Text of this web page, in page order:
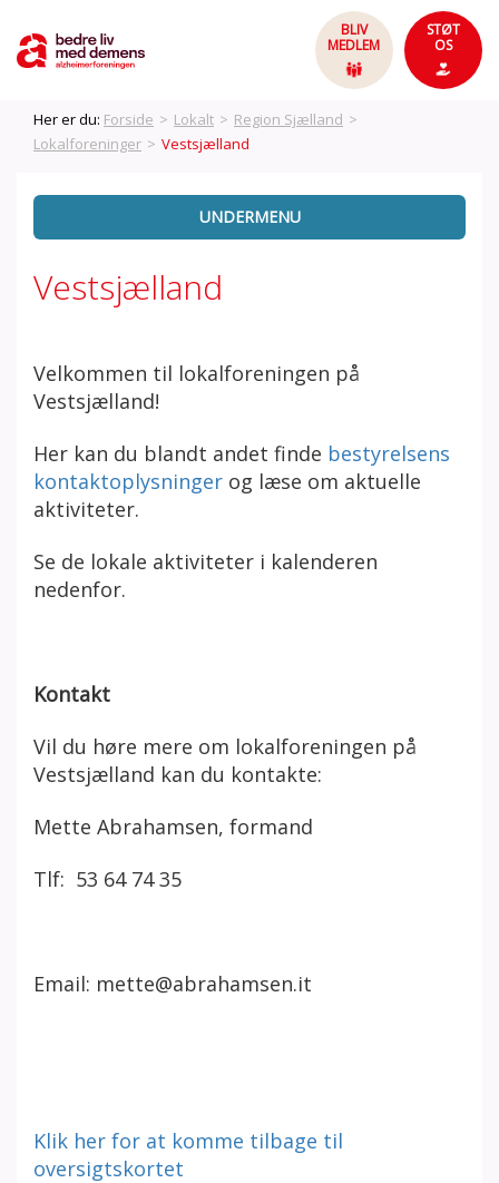
BLIV
MEDLEM
STØT
OS
Her er du: Forside > Lokalt > Region Sjælland >
Lokalforeninger > Vestsjælland
UNDERMENU
Vestsjælland
Velkommen til lokalforeningen på
Vestsjælland!
Her kan du blandt andet finde bestyrelsens
kontaktoplysninger og læse om aktuelle
aktiviteter.
Se de lokale aktiviteter i kalenderen
nedenfor.
Kontakt
Vil du høre mere om lokalforeningen på
Vestsjælland kan du kontakte:
Mette Abrahamsen, formand
Tlf: 53 64 74 35
Email: mette@abrahamsen.it
Klik her for at komme tilbage til
oversigtskortet